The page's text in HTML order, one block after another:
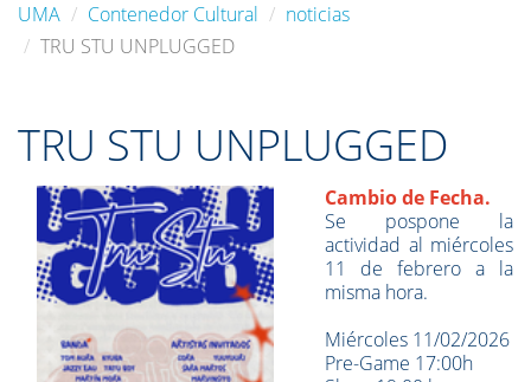
UMA
Contenedor Cultural
noticias
TRU STU UNPLUGGED
TRU STU UNPLUGGED
Cambio de Fecha.
Se pospone la
actividad al miércoles
11 de febrero a la
misma hora.
Miércoles 11/02/2026
Pre-Game 17:00h